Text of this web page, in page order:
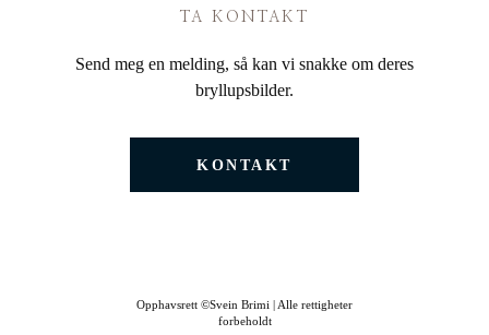
TA KONTAKT
Send meg en melding, så kan vi snakke om deres
bryllupsbilder.
KONTAKT
Opphavsrett ©Svein Brimi | Alle rettigheter
forbeholdt